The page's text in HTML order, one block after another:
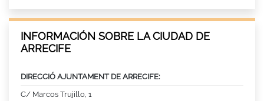
INFORMACIÓN SOBRE LA CIUDAD DE
ARRECIFE
DIRECCIÓ AJUNTAMENT DE ARRECIFE:
C/ Marcos Trujillo, 1